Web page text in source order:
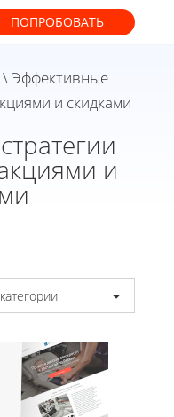
ПОПРОБОВАТЬ
\ Эффективные
и скидками
и